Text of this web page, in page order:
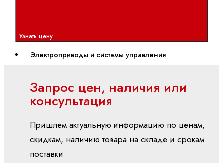
Электроприводы и системы управления
АВТОМАТИЗАЦИЯ
ctrlX
ctrlX
DRIVE
ctrlX
Узнать цену
Запрос цен, наличия или
консультация
Пришлем актуальную информацию по ценам,
скидкам, наличию товара на складе и срокам
поставки